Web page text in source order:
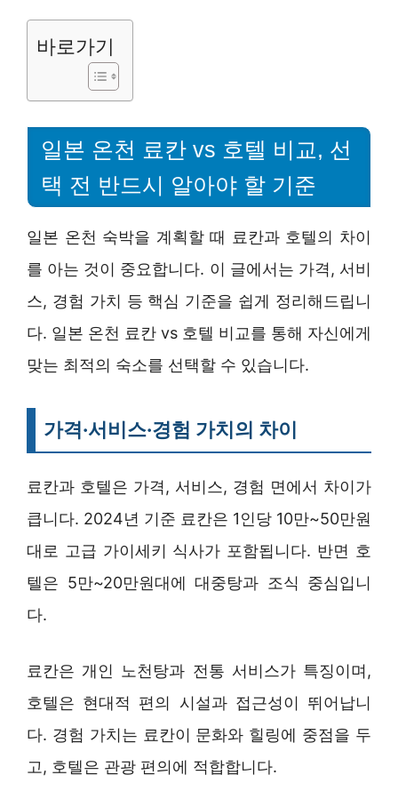
바로가기
일본 온천 료칸 vs 호텔 비교, 선
택 전 반드시 알아야 할 기준
일본 온천 숙박을 계획할 때 료칸과 호텔의 차이
를 아는 것이 중요합니다. 이 글에서는 가격, 서비
스, 경험 가치 등 핵심 기준을 쉽게 정리해드립니
다. 일본 온천 료칸 vs 호텔 비교를 통해 자신에게
맞는 최적의 숙소를 선택할 수 있습니다.
가격·서비스·경험 가치의 차이
료칸과 호텔은 가격, 서비스, 경험 면에서 차이가
큽니다. 2024년 기준 료칸은 1인당 10만~50만원
대로 고급 가이세키 식사가 포함됩니다. 반면 호
텔은 5만~20만원대에 대중탕과 조식 중심입니
다.
료칸은 개인 노천탕과 전통 서비스가 특징이며,
호텔은 현대적 편의 시설과 접근성이 뛰어납니
다. 경험 가치는 료칸이 문화와 힐링에 중점을 두
고, 호텔은 관광 편의에 적합합니다.